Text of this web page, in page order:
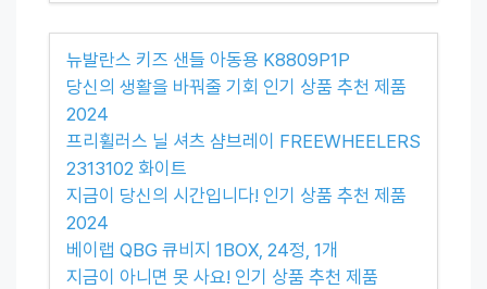
뉴발란스 키즈 샌들 아동용 K8809P1P
당신의 생활을 바꿔줄 기회 인기 상품 추천 제품
2024
프리휠러스 닐 셔츠 샴브레이 FREEWHEELERS
2313102 화이트
지금이 당신의 시간입니다! 인기 상품 추천 제품
2024
베이랩 QBG 큐비지 1BOX, 24정, 1개
지금이 아니면 못 사요! 인기 상품 추천 제품